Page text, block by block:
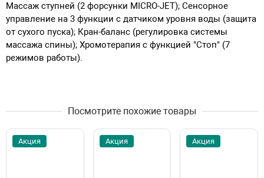
Массаж ступней (2 форсунки MICRO-JET); Сенсорное
управление на 3 функции с датчиком уровня воды (защита
от сухого пуска); Кран-баланс (регулировка системы
массажа спины); Хромотерапия с функцией "Стоп" (7
режимов работы).
Посмотрите похожие товары
Акция Акция Акция